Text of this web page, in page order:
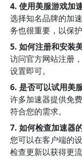
4. 使用美服游戏加
选择知名品牌的加
务也很重要，以保
5. 如何注册和安装
访问官方网站注册
设置即可。
6. 是否可以试用美
许多加速器提供免
符合您的需求。
7. 如何检查加速器
您可以在客户端的
检查更新以获得更流